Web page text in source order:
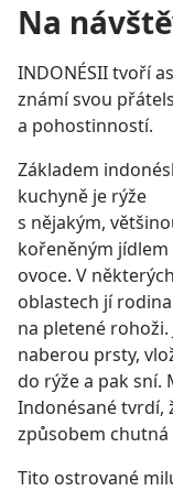
Na
INDONÉSII tvoří
známí svou
a pohostinností.
Základem
kuchyně je rýže
s nějakým,
kořeněným jídlem
ovoce. V některých
oblastech jí
na pletené rohoži.
naberou prsty,
do rýže a pak sní.
Indonésané tvrdí,
způsobem chutná
Tito ostrované